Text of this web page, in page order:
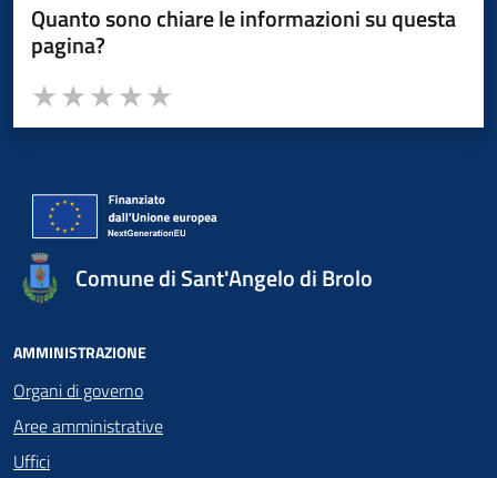
Quanto sono chiare le informazioni su questa
pagina?
Valuta da 1 a 5 stelle la pagina
Valuta 5 stelle su 5
Valuta 4 stelle su 5
Valuta 3 stelle su 5
Valuta 2 stelle su 5
Valuta 1 stelle su 5
Comune di Sant'Angelo di Brolo
AMMINISTRAZIONE
Organi di governo
Aree amministrative
Uffici